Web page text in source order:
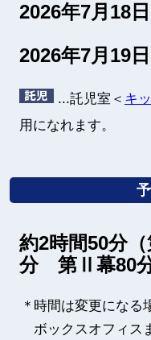
2026年7月18
2026年7月19
...託児室＜ キ
用になれます。
約2時間50分
分 第Ⅱ幕80分
時間は変更になる
ボックスオフィス